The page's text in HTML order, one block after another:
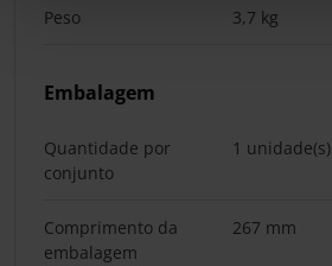
Peso 3,7 kg
Embalagem
Quantidade por
conjunto
1 unidade(s)
Comprimento da
embalagem
267 mm